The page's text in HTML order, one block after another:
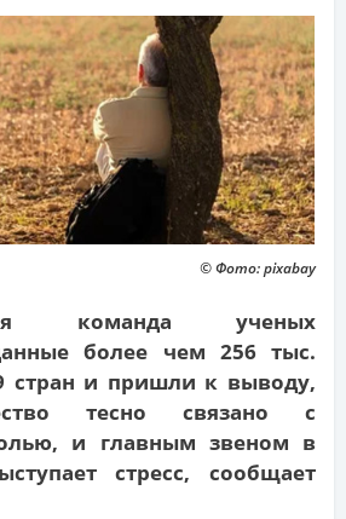
© Фото: pixabay
команда ученых
более чем 256 тыс.
стран и пришли к выводу,
тесно связано с
и главным звеном в
стресс, сообщает